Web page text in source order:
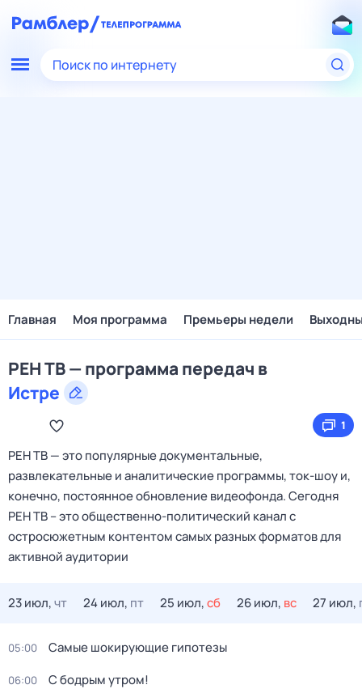
Поиск по интернету
Главная Моя программа Премьеры недели
РЕН ТВ — программа передач в
Истре
1
РЕН ТВ — это популярные документальные,
развлекательные и аналитические программы, ток-шоу и,
конечно, постоянное обновление видеофонда. Сегодня
РЕН ТВ – это общественно-политический канал с
остросюжетным контентом самых разных форматов для
активной аудитории
23 июл,чт 24 июл, пт 25 июл,сб 26 июл, вс 27 июл,
05:00 Самые шoкиpующие гипотезы
06:00 С бодрым утром!